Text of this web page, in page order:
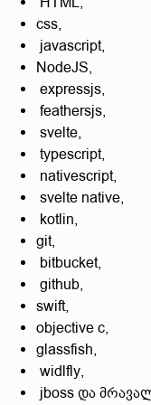
css,
javascript,
NodeJS,
expressjs,
feathersjs,
svelte,
typescript,
nativescript,
svelte native,
kotlin,
git,
bitbucket,
github,
swift,
objective c,
glassfish,
widlfly,
jboss და